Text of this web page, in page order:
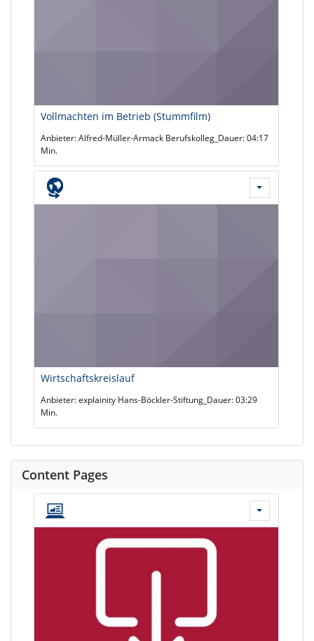
Vollmachten im Betrieb (Stummfilm)
Anbieter: Alfred-Müller-Armack Berufskolleg_Dauer: 04:17
Min.
Wirtschaftskreislauf
Anbieter: explainity Hans-Böckler-Stiftung_Dauer: 03:29
Min.
Content Pages